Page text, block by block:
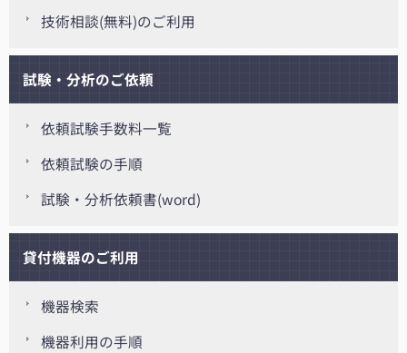
技術相談(無料)のご利用
試験・分析のご依頼
依頼試験手数料一覧
依頼試験の手順
試験・分析依頼書(word)
貸付機器のご利用
機器検索
機器利用の手順